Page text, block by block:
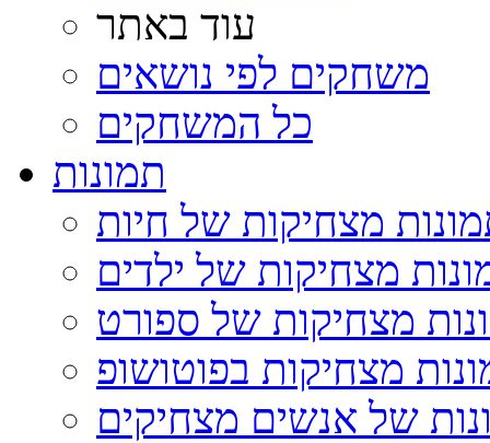
עוד באתר
משחקים לפי נושאים
כל המשחקים
תמונות
מצחיקות של חיות
מצחיקות של ילדים
מצחיקות של ספורט
מצחיקות בפוטושופ
של אנשים מצחיקים